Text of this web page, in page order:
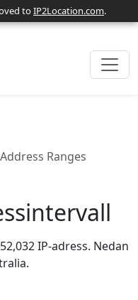
toIP2Location.com.
Ranges
IP-adress. Nedan